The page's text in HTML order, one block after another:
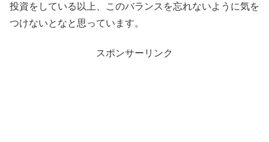
投資をしている以上、このバランスを忘れないように気を
つけないとなと思っています。
スポンサーリンク